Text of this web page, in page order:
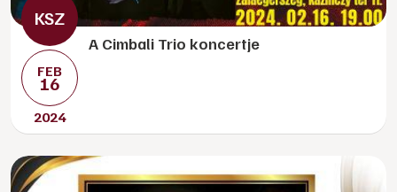
FEB
16
2024
A Cimbali Trio koncertje